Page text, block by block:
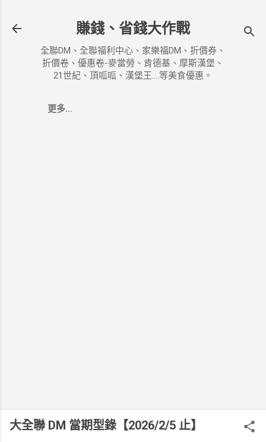
賺錢、省錢大作戰
全聯DM、全聯福利中心、家樂福DM、折價券、
折價卷、優惠卷-麥當勞、肯德基、摩斯漢堡、
21世紀、頂呱呱、漢堡王....等美食優惠。
更多…
大全聯 DM 當期型錄【2026/2/5 止】